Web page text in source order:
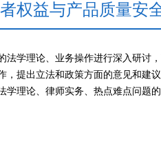
权益与产品质量安
法学理论、业务操作进行深入研讨
，提出立法和政策方面的意见和建
学理论、律师实务、热点难点问题